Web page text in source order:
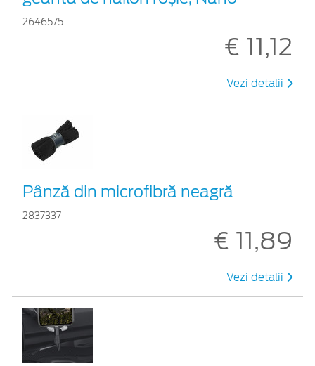
2646575
€ 11,12
Vezi detalii
Pânză din microfibră neagră
2837337
€ 11,89
Vezi detalii